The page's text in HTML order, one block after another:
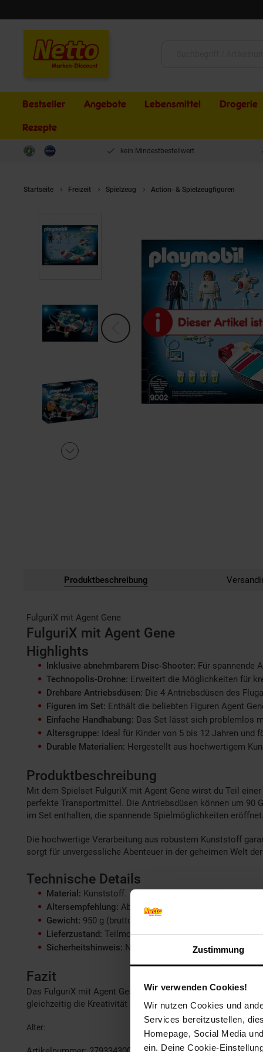
Zustimmung
Wir verwenden Cookies!
Wir nutzen Cookies und
Services bereitzustellen,
Homepage, Social Media
ein. Deine Cookie-
Bestseller Angebote Lebensmittel Drogerie
Rezepte
kein Mindestbestellwert
Startseite Freizeit Spielzeug Action- & Spielzeugfiguren
Produktbeschreibung
FulguriX mit Agent Gene
FulguriX mit Agent Gene
Highlights
Inklusive abnehmbarem Disc-Shooter: Für spannende
Technopolis-Drohne: Erweitert die Möglichkeiten für
Drehbare Antriebsdüsen: Die 4 Antriebsdüsen des
Figuren im Set: Enthält die beliebten Figuren Agent
Einfache Handhabung: Das Set lässt sich problemlos
Altersgruppe: Ideal für Kinder von 5 bis 12 Jahren und
Durable Materialien: Hergestellt aus hochwertigem
Produktbeschreibung
Mit dem Spielset FulguriX mit Agent Gene wirst du Teil
perfekte Transportmittel. Die Antriebsdüsen können um 90
im Set enthalten, die spannende Spielmöglichkeiten
Die hochwertige Verarbeitung aus robustem Kunststoff
sorgt für unvergessliche Abenteuer in der geheimen Welt
Technische Details
Material: Kunststoff.
Altersempfehlung: Ab 5 Jahren geeignet.
Gewicht: 950 g (brutto).
Lieferzustand: Teilmontiert, Montage nicht nötig.
Sicherheitshinweis: Nicht geeignet für Kinder unter 36
Fazit
Das FulguriX mit Agent Gene Set von Playmobil ist das
gleichzeitig die Kreativität der Kinder. Ein ideales
Alter